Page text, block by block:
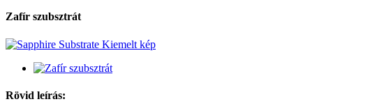
Zafír szubsztrát
Rövid leírás: